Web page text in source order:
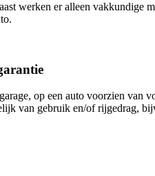
werken er alleen
op een auto voorzien
van gebruik en/of rijgedrag,